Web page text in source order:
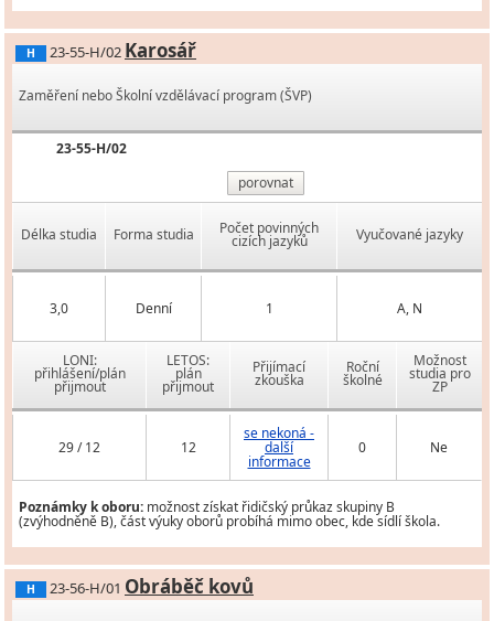
H 23-55-H/02 Karosář
Zaměření nebo Školní vzdělávací program (ŠVP)
23-55-H/02
porovnat
Délka studia Forma studia Počet povinných
cizích jazyků Vyučované jazyky
3,0 Denní 1 A, N
LONI:
přihlášení/plán
přijmout
LETOS:
plán
přijmout
Přijímací
zkouška
Roční
školné
Možnost
studia pro
ZP
29 / 12 12
se nekoná -
další
informace
0 Ne
Poznámky k oboru: možnost získat řidičský průkaz skupiny B
(zvýhodněně B), část výuky oborů probíhá mimo obec, kde sídlí škola.
H 23-56-H/01 Obráběč kovů